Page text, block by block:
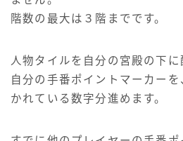
階数の最大は３階までです。
人物タイルを自分の宮殿の下
自分の手番ポイントマーカー
かれている数字分進めます。